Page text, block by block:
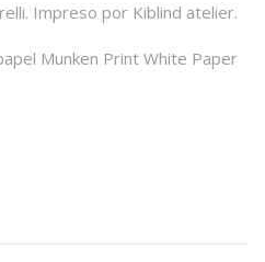
Impreso por Kiblind atelier.
Munken Print White Paper